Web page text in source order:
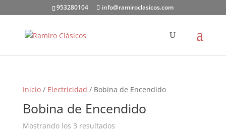
953280104 info@ramiroclasicos.com
Inicio/ Electricidad / Bobina de Encendido
Bobina de Encendido
Mostrando los 3 resultadosOrdenado